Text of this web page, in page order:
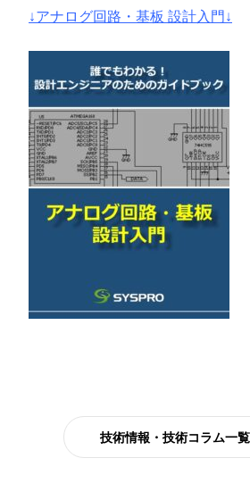
↓アナログ回路・基板 設計入門↓
技術情報・技術コラム一